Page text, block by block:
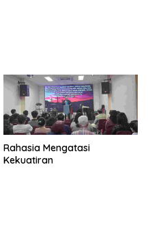
Rahasia Mengatasi
Kekuatiran